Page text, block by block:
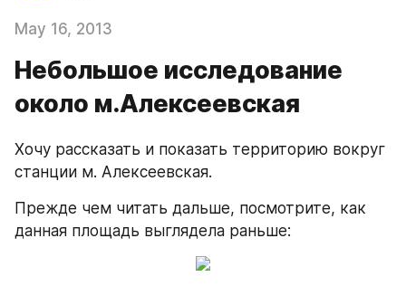
May 16, 2013
Небольшое исследование
около м.Алексеевская
Хочу рассказать и показать территорию вокруг
станции м. Алексеевская.
Прежде чем читать дальше, посмотрите, как
данная площадь выглядела раньше: